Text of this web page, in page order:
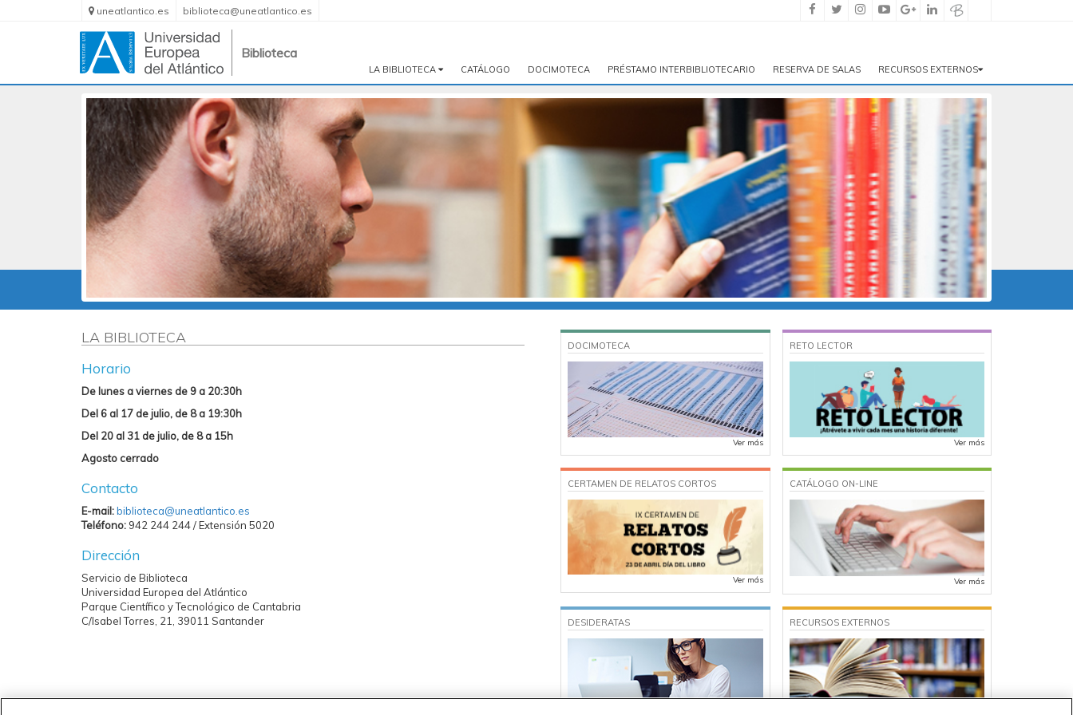
uneatlantico.es biblioteca@uneatlantico.es
Biblioteca
LA BIBLIOTECA CATÁLOGO DOCIMOTECA PRÉSTAMO INTERBIBLIOTECARIO RESERVA DE SALAS RECURSOS EXTERNOS
LA BIBLIOTECA
Horario
De lunes a viernes de 9 a 20:30h
Del 6 al 17 de julio, de 8 a 19:30h
Del 20 al 31 de julio, de 8 a 15h
Agosto cerrado
Contacto
E-mail:biblioteca@uneatlantico.es
Teléfono: 942 244 244 / Extensión 5020
Dirección
Servicio de Biblioteca
Universidad Europea del Atlántico
Parque Científico y Tecnológico de Cantabria
C/Isabel Torres, 21, 39011 Santander
DOCIMOTECA
Ver más
RETO LECTOR
Ver más
CERTAMEN DE RELATOS CORTOS
Ver más
CATÁLOGO ON-LINE
Ver más
DESIDERATAS RECURSOS EXTERNOS